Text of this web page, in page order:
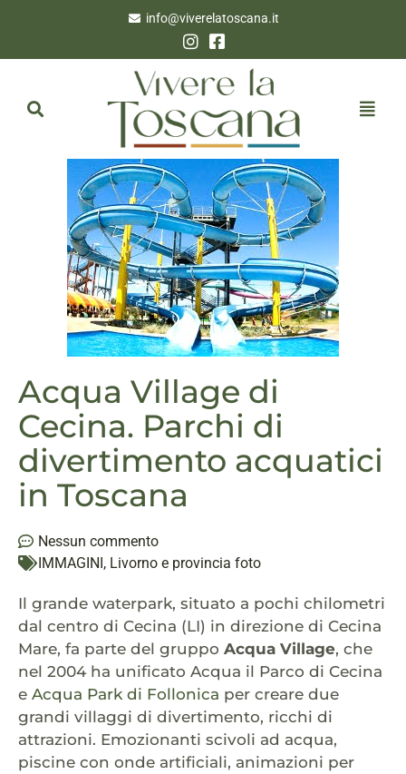
info@viverelatoscana.it
Acqua Village di
Cecina. Parchi di
divertimento acquatici
in Toscana
Nessun commento
IMMAGINI, Livorno e provincia foto
Il grande waterpark, situato a pochi chilometri
dal centro di Cecina (LI) in direzione di Cecina
Mare, fa parte del gruppo Acqua Village, che
nel 2004 ha unificato Acqua il Parco di Cecina
e Acqua Park di Follonica per creare due
grandi villaggi di divertimento, ricchi di
attrazioni. Emozionanti scivoli ad acqua,
piscine con onde artificiali, animazioni per